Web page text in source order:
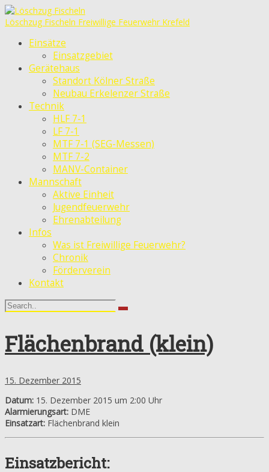
Löschzug Fischeln Freiwillige Feuerwehr Krefeld
Einsätze
Einsatzgebiet
Gerätehaus
Standort Kölner Straße
Neubau Erkelenzer Straße
Technik
HLF 7-1
LF 7-1
MTF 7-1 (SEG-Messen)
MTF 7-2
MANV-Container
Mannschaft
Aktive Einheit
Jugendfeuerwehr
Ehrenabteilung
Infos
Was ist Freiwillige Feuerwehr?
Chronik
Förderverein
Kontakt
Flächenbrand (klein)
15. Dezember 2015
Datum: 15. Dezember 2015 um 2:00 Uhr
Alarmierungsart: DME
Einsatzart: Flächenbrand klein
Einsatzbericht: